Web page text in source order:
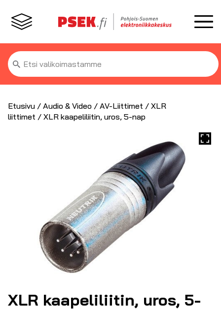
Etsi:
Etusivu / Audio & Video / AV-Liittimet / XLR
liittimet / XLR kaapeliliitin, uros, 5-nap
XLR kaapeliliitin, uros, 5-